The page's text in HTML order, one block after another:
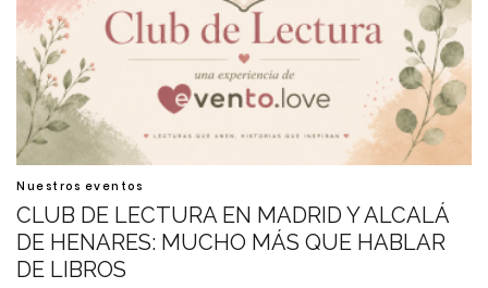
Nuestros eventos
CLUB DE LECTURA EN MADRID Y ALCALÁ
DE HENARES: MUCHO MÁS QUE HABLAR
DE LIBROS